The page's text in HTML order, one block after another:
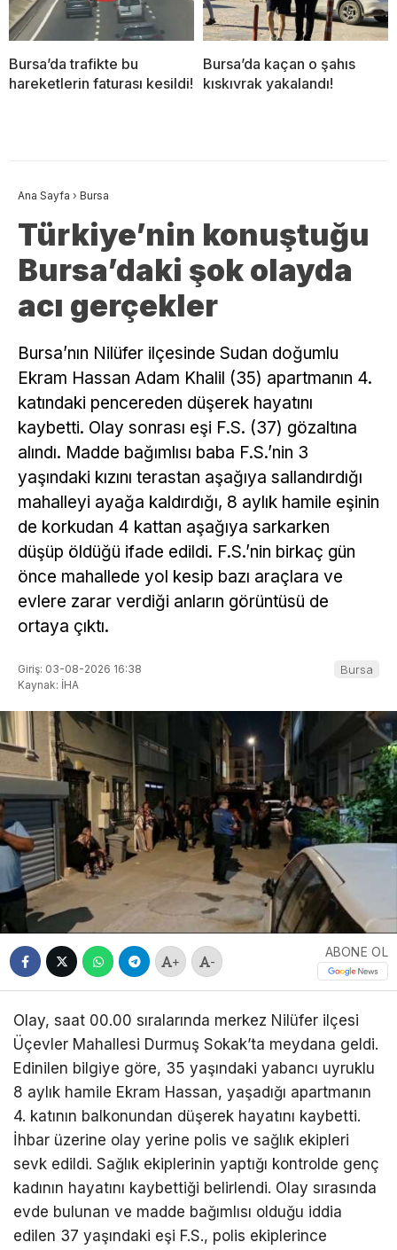
Bursa’da trafikte bu
hareketlerin faturası kesildi!
Bursa’da kaçan o şahıs
kıskıvrak yakalandı!
Ana Sayfa › Bursa
Türkiye’nin konuştuğu
Bursa’daki şok olayda
acı gerçekler
Bursa’nın Nilüfer ilçesinde Sudan doğumlu
Ekram Hassan Adam Khalil (35) apartmanın 4.
katındaki pencereden düşerek hayatını
kaybetti. Olay sonrası eşi F.S. (37) gözaltına
alındı. Madde bağımlısı baba F.S.’nin 3
yaşındaki kızını terastan aşağıya sallandırdığı
mahalleyi ayağa kaldırdığı, 8 aylık hamile eşinin
de korkudan 4 kattan aşağıya sarkarken
düşüp öldüğü ifade edildi. F.S.’nin birkaç gün
önce mahallede yol kesip bazı araçlara ve
evlere zarar verdiği anların görüntüsü de
ortaya çıktı.
Giriş: 03-08-2026 16:38
Kaynak: İHA
Bursa
+ -
ABONE OL
Olay, saat 00.00 sıralarında merkez Nilüfer ilçesi
Üçevler Mahallesi Durmuş Sokak’ta meydana geldi.
Edinilen bilgiye göre, 35 yaşındaki yabancı uyruklu
8 aylık hamile Ekram Hassan, yaşadığı apartmanın
4. katının balkonundan düşerek hayatını kaybetti.
İhbar üzerine olay yerine polis ve sağlık ekipleri
sevk edildi. Sağlık ekiplerinin yaptığı kontrolde genç
kadının hayatını kaybettiği belirlendi. Olay sırasında
evde bulunan ve madde bağımlısı olduğu iddia
edilen 37 yaşındaki eşi F.S., polis ekiplerince